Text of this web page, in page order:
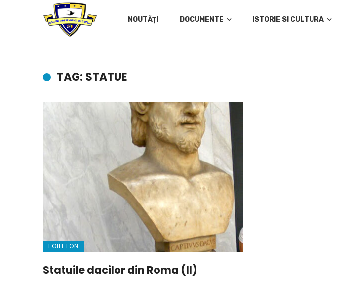
NOUTĂȚI DOCUMENTE ISTORIE SI CULTURA
TAG: STATUE
FOILETON
Statuile dacilor din Roma (II)